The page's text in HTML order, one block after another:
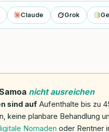
Claude Grok
nicht ausreichen
sind auf Aufenthalte bis zu
keine planbare Behandlung
Nomaden oder Rentner